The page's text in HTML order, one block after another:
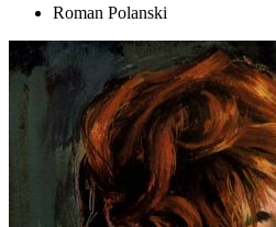
Roman Polanski